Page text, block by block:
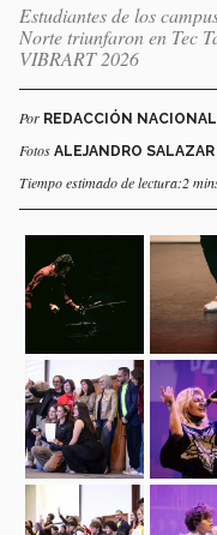
Estudiantes de los
Norte triunfaron en Tec
VIBRART 2026
Por REDACCIÓN
Fotos ALEJANDRO SALAZAR
Tiempo estimado de lectura:2